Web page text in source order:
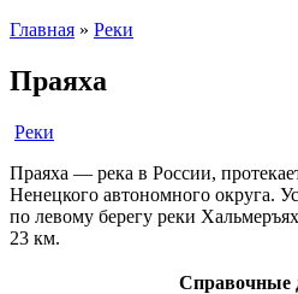
Главная » Реки
Праяха
Реки
Праяха — река в России,
Ненецкого автономного округа.
по левому берегу реки
23 км.
Справочные